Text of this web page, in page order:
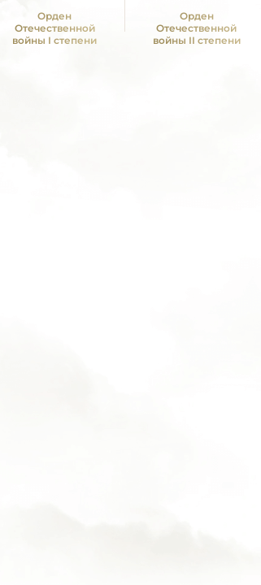
Орден
Отечественной
войны I степени
Орден
Отечественной
войны II степени